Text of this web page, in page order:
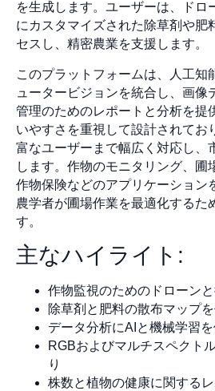
を生成します。ユーザーは、ドロ
にカスタマイズされた除草剤や肥
セスし、精密農業を支援します。
このプラットフォームは、人工知
ュータービジョンを統合し、画像
管理のためのレポートと分析を提
いやすさを重視して設計されてお
富なユーザーまで幅広く対応し、
します。作物のモニタリング、圃
作物保険などのアプリケーション
農学者が圃場作業を最適化するた
す。
主なハイライト:
作物監視のためのドローン
除草剤と肥料の散布マップ
データ分析にAIと機械学習
RGBおよびマルチスペクト
り
株数と植物の健康に関する